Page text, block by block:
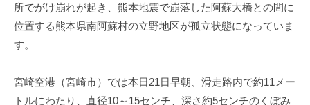
所でがけ崩れが起き、熊本地震で崩落した阿蘇大橋との間に
位置する熊本県南阿蘇村の立野地区が孤立状態になっていま
す。
宮崎空港（宮崎市）では本日21日早朝、滑走路内で約11メー
トルにわたり、直径10～15センチ、深さ約5センチのくぼみ